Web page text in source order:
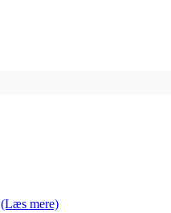
(Læs mere)